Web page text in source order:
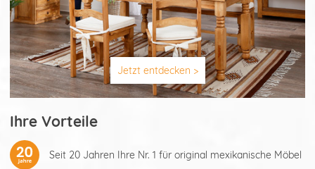
Jetzt entdecken >
Ihre Vorteile
Seit 20 Jahren Ihre Nr. 1 für original mexikanische Möbel